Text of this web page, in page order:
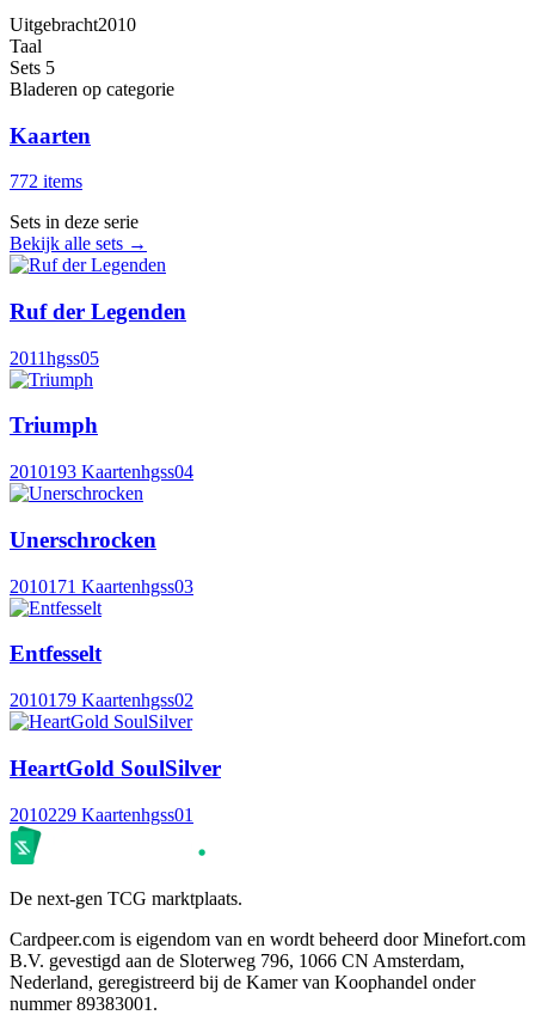
Uitgebracht2010
Taal
Sets 5
Bladeren op categorie
Kaarten
772 items
Sets in deze serie
Bekijk alle sets →
Ruf der Legenden
2011hgss05
Triumph
2010193 Kaartenhgss04
Unerschrocken
2010171 Kaartenhgss03
Entfesselt
2010179 Kaartenhgss02
HeartGold SoulSilver
2010229 Kaartenhgss01
De next-gen TCG marktplaats.
Cardpeer.com is eigendom van en wordt beheerd door Minefort.com
B.V. gevestigd aan de Sloterweg 796, 1066 CN Amsterdam,
Nederland, geregistreerd bij de Kamer van Koophandel onder
nummer 89383001.